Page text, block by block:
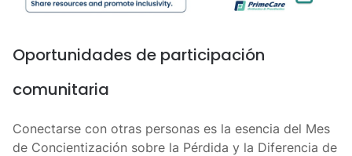
Oportunidades de participación
comunitaria
Conectarse con otras personas es la esencia del Mes
de Concientización sobre la Pérdida y la Diferencia de